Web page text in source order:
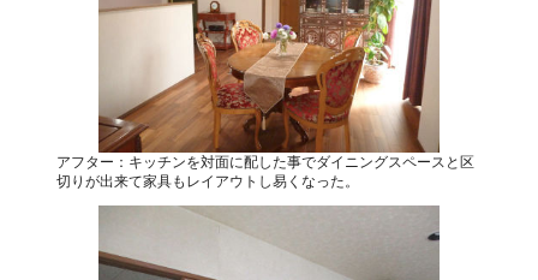
アフター：キッチンを対面に配した事でダイニングスペースと区
切りが出来て家具もレイアウトし易くなった。